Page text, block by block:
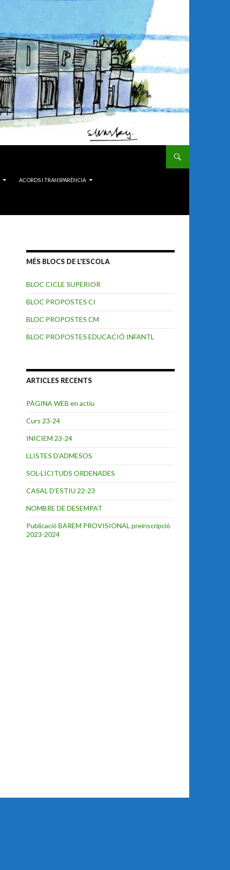
ACORDS I TRANSPARÈNCIA
MÉS BLOCS DE L'ESCOLA
BLOC CICLE SUPERIOR
BLOC PROPOSTES CI
BLOC PROPOSTES CM
BLOC PROPOSTES EDUCACIÓ INFANTL
ARTICLES RECENTS
PÀGINA WEB en actiu
Curs 23-24
INICIEM 23-24
LLISTES D’ADMESOS
SOL·LICITUDS ORDENADES
CASAL D’ESTIU 22-23
NOMBRE DE DESEMPAT
Publicació BAREM PROVISIONAL preinscripció
2023-2024